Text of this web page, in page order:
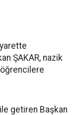
ŞAKAR, nazik
getiren Başkan